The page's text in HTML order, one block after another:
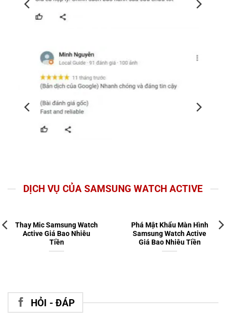
DỊCH VỤ CỦA SAMSUNG WATCH ACTIVE
Thay Mic Samsung Watch
Active Giá Bao Nhiêu
Tiền
Phá Mật Khẩu Màn Hình
Samsung Watch Active
Giá Bao Nhiêu Tiền
HỎI - ĐÁP